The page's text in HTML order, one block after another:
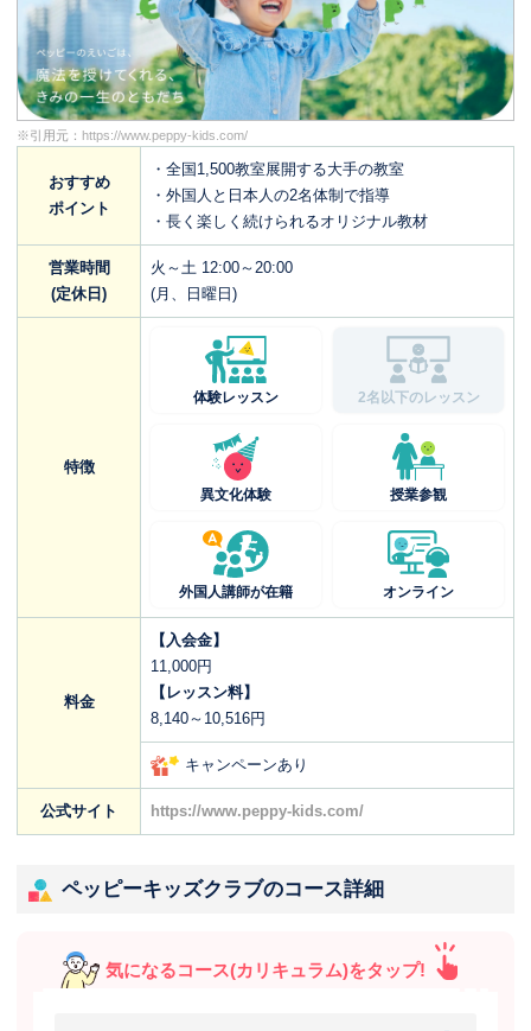
※引用元： https://www.peppy-kids.com/
おすすめ
ポイント
・全国1,500教室展開する大手の教室
・外国人と日本人の2名体制で指導
・長く楽しく続けられるオリジナル教材
営業時間
(定休日)
火～土 12:00～20:00
(月、日曜日)
特徴
体験レッスン 2名以下のレッスン
異文化体験 授業参観
外国人講師が在籍 オンライン
料金
【入会金】
11,000円
【レッスン料】
8,140～10,516円
キャンペーンあり
公式サイト https://www.peppy-kids.com/
ペッピーキッズクラブのコース詳細
気になるコース(カリキュラム)をタップ!